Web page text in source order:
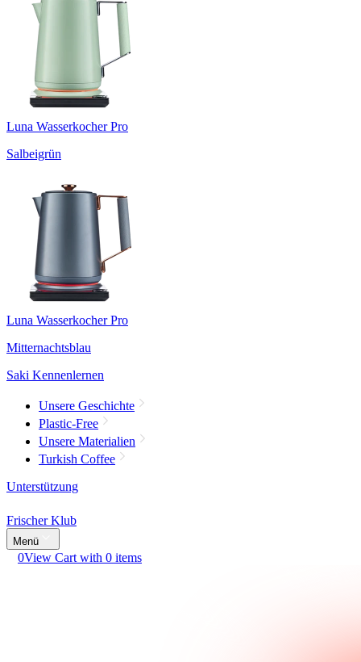
Luna Wasserkocher Pro
Salbeigrün
Luna Wasserkocher Pro
Mitternachtsblau
Saki Kennenlernen
Unsere Geschichte
Plastic-Free
Unsere Materialien
Turkish Coffee
Unterstützung
Frischer Klub
Menü
0View Cart with 0 items